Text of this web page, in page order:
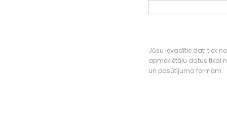
Jūsu ievadītie dati tiek
apmeklētāju datus tikai
un pasūtījuma formām.